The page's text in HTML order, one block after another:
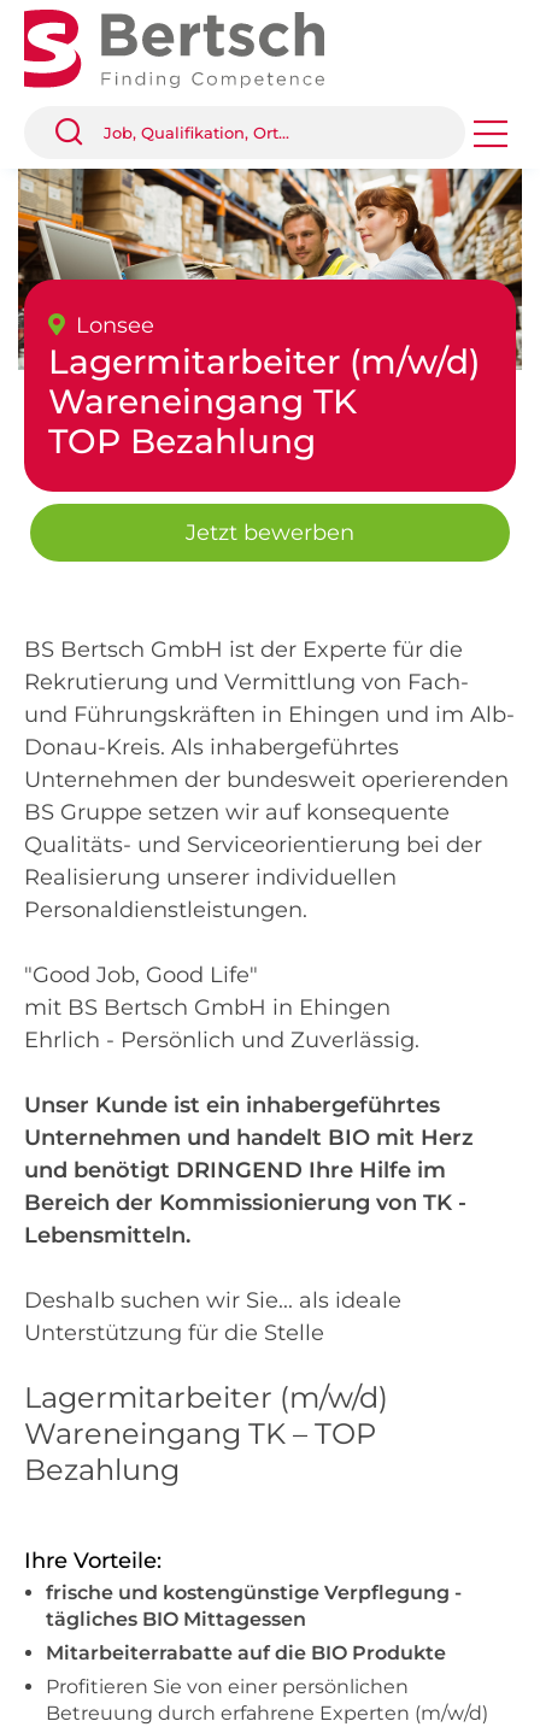
Lonsee
Lagermitarbeiter (m/w/d)
Wareneingang TK
TOP Bezahlung
Jetzt bewerben
BS Bertsch GmbH ist der Experte für die
Rekrutierung und Vermittlung von Fach-
und Führungskräften in Ehingen und im Alb-
Donau-Kreis. Als inhabergeführtes
Unternehmen der bundesweit operierenden
BS Gruppe setzen wir auf konsequente
Qualitäts- und Serviceorientierung bei der
Realisierung unserer individuellen
Personaldienstleistungen.
"Good Job, Good Life"
mit BS Bertsch GmbH in Ehingen
Ehrlich - Persönlich und Zuverlässig.
Unser Kunde ist ein inhabergeführtes
Unternehmen und handelt BIO mit Herz
und benötigt DRINGEND Ihre Hilfe im
Bereich der Kommissionierung von TK -
Lebensmitteln.
Deshalb suchen wir Sie... als ideale
Unterstützung für die Stelle
Lagermitarbeiter (m/w/d)
Wareneingang TK – TOP
Bezahlung
Ihre Vorteile:
frische und kostengünstige Verpflegung -
tägliches BIO Mittagessen
Mitarbeiterrabatte auf die BIO Produkte
Profitieren Sie von einer persönlichen
Betreuung durch erfahrene Experten (m/w/d)